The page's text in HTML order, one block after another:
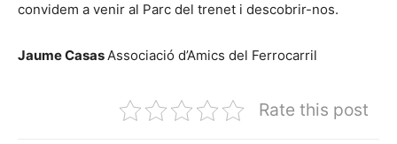
convidem a venir al Parc del trenet i descobrir-nos.
Jaume CasasAssociació d’Amics del Ferrocarril
Rate this post